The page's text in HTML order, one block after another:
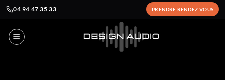
04 94 47 35 33 PRENDRE RENDEZ-VOUS